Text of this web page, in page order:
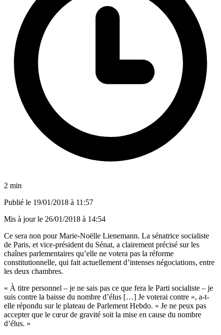
2 min
Publié le 19/01/2018 à 11:57
Mis à jour le 26/01/2018 à 14:54
Ce sera non pour Marie-Noëlle Lienemann. La sénatrice socialiste
de Paris, et vice-président du Sénat, a clairement précisé sur les
chaînes parlementaires qu’elle ne votera pas la réforme
constitutionnelle, qui fait actuellement d’intenses négociations, entre
les deux chambres.
« À titre personnel – je ne sais pas ce que fera le Parti socialiste – je
suis contre la baisse du nombre d’élus […] Je voterai contre », a-t-
elle répondu sur le plateau de Parlement Hebdo. « Je ne peux pas
accepter que le cœur de gravité soit la mise en cause du nombre
d’élus. »